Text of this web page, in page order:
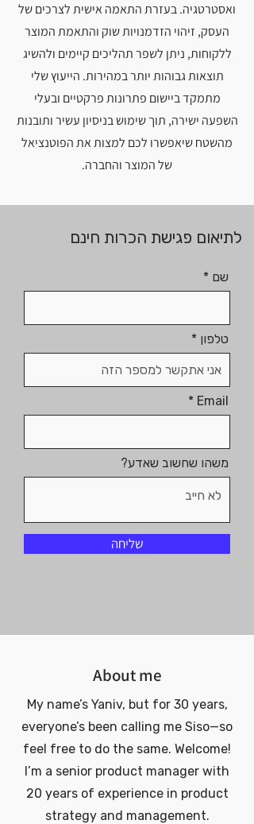
ואסטרטגיה. בעזרת התאמה אישית לצרכים של
העסק, זיהוי הזדמנויות שוק והתאמת המוצר
ללקוחות, ניתן לשפר תהליכים קיימים ולהשיג
תוצאות גבוהות יותר במהירות. הייעוץ שלי
מתמקד ביישום פתרונות פרקטיים ובעלי
השפעה ישירה, תוך שימוש בניסיון עשיר ותובנות
מהשטח שיאפשרו לכם למצות את הפוטנציאל
של המוצר והחברה.
לתיאום פגישת הכרות חינם
שם
טלפון
Email
משהו שחשוב שאדע?
שליחה
About me
My name’s Yaniv, but for 30 years,
everyone’s been calling me Siso—so
feel free to do the same. Welcome!
I’m a senior product manager with
20 years of experience in product
strategy and management.